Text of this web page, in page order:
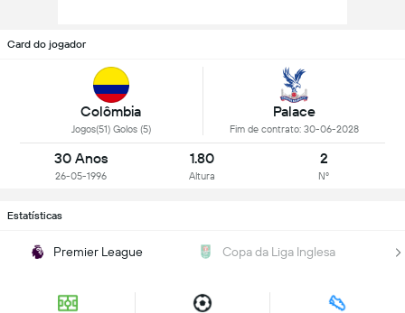
Card do jogador
Colômbia
Jogos(51) Golos (5)
Palace
Fim de contrato: 30-06-2028
30 Anos
26-05-1996
1.80
Altura
2
Nº
Estatísticas
Premier League Copa da Liga Inglesa